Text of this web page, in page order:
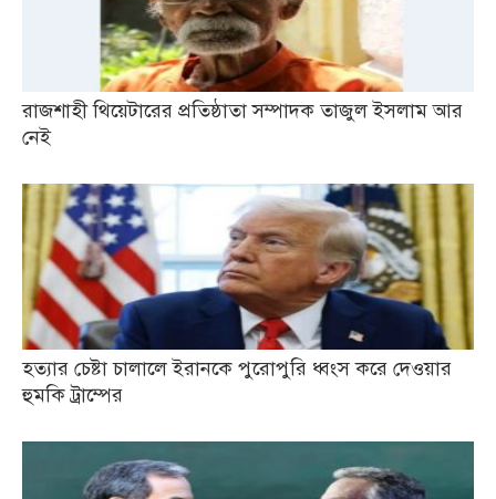
রাজশাহী থিয়েটারের প্রতিষ্ঠাতা সম্পাদক তাজুল ইসলাম আর
নেই
হত্যার চেষ্টা চালালে ইরানকে পুরোপুরি ধ্বংস করে দেওয়ার
হুমকি ট্রাম্পের